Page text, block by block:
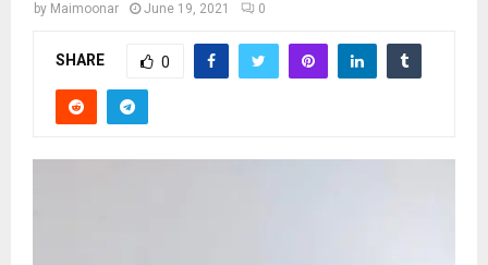
by Maimoonar June 19, 2021 0
SHARE 0